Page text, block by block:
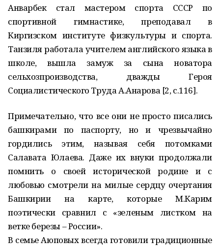
Анварбек стал мастером спорта СССР по
спортивной гимнастике, преподавал в
Киргизском институте физкультуры и спорта.
Танзиля работала учителем английского языка в
школе, вышла замуж за сына новатора
сельхозпроизводства, дважды Героя
Социалистического Труда А.Анарова [2, с.116].
Примечательно, что все они не просто писались
башкирами по паспорту, но и чрезвычайно
гордились этим, называя себя потомками
Салавата Юлаева. Даже их внуки продолжали
помнить о своей исторической родине и с
любовью смотрели на милые сердцу очертания
Башкирии на карте, которые М.Карим
поэтически сравнил с «зеленым листком на
ветке березы – России».
В семье Аюповых всегда готовили традиционные